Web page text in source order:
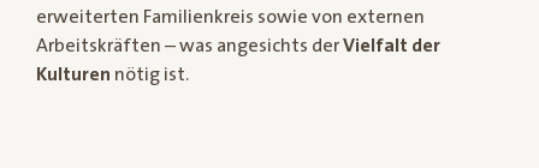
erweiterten Familienkreis sowie von externen
Arbeitskräften – was angesichts derVielfalt der
Kulturen nötig ist.